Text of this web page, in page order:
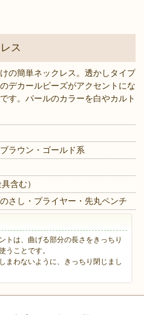
ス
の簡単ネックレス。透かしタイプ
デカールビーズがアクセントにな
す。パールのカラーを白やカルト
ラウン・ゴールド系
含む）
さし・プライヤー・先丸ペンチ
トは、曲げる部分の長さをきっちり
うことです。
まわないように、きっちり閉じまし